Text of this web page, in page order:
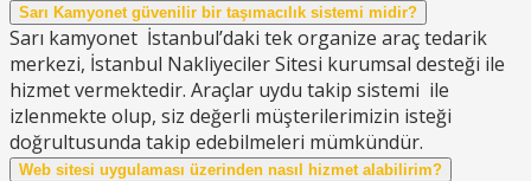
Sarı Kamyonet güvenilir bir taşımacılık sistemi midir?
Sarı kamyonet İstanbul’daki tek organize araç tedarik
merkezi, İstanbul Nakliyeciler Sitesi kurumsal desteği ile
hizmet vermektedir. Araçlar uydu takip sistemi ile
izlenmekte olup, siz değerli müşterilerimizin isteği
doğrultusunda takip edebilmeleri mümkündür.
Web sitesi uygulaması üzerinden nasıl hizmet alabilirim?